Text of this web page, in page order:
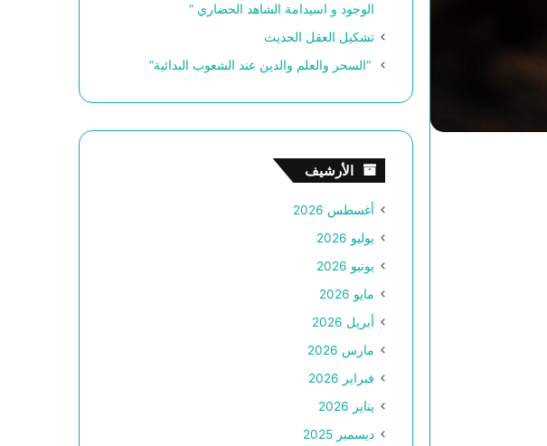
الوجود و اسيدامة الشاهد الحضاري “
تشكيل العقل الحديث
“السحر والعلم والدين عند الشعوب البدائية”
الأرشيف
أغسطس 2026
يوليو 2026
يونيو 2026
مايو 2026
أبريل 2026
مارس 2026
فبراير 2026
يناير 2026
ديسمبر 2025